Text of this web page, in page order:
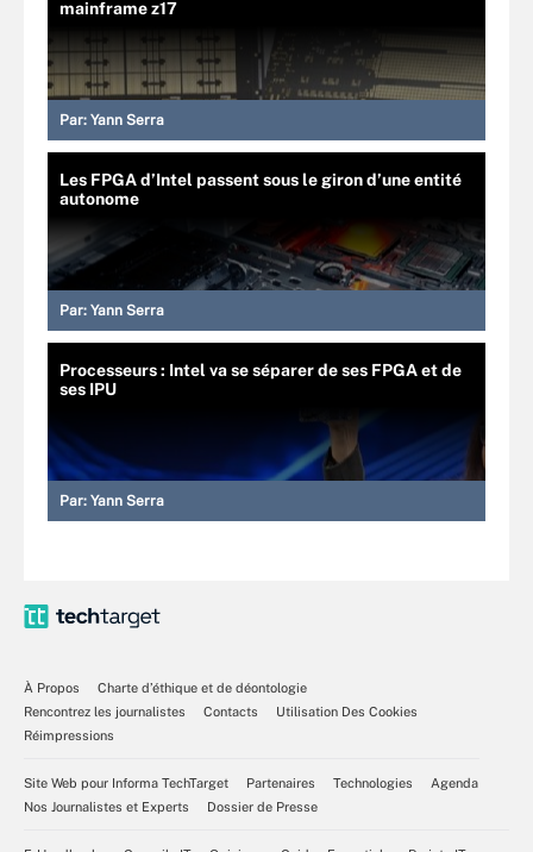
mainframe z17
Par: Yann Serra
Les FPGA d’Intel passent sous le giron d’une entité
autonome
Par: Yann Serra
Processeurs : Intel va se séparer de ses FPGA et de
ses IPU
Par: Yann Serra
À Propos
Charte d’éthique et de déontologie
Rencontrez les journalistes
Contacts
Utilisation Des Cookies
Réimpressions
Site Web pour Informa TechTarget Partenaires Technologies
Agenda
Nos Journalistes et Experts
Dossier de Presse